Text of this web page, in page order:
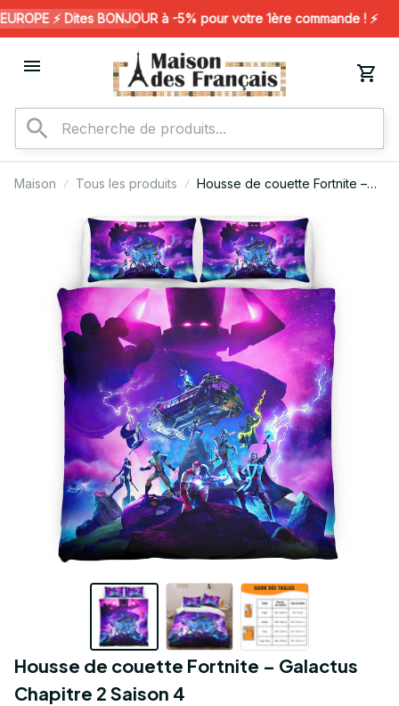
⚡️ Dites BONJOUR à -5% pour votre 1ère commande ! ⚡️
Maison Tous les produits
Housse de couette Fortnite –
Housse de couette Fortnite – Galactus
Chapitre 2 Saison 4